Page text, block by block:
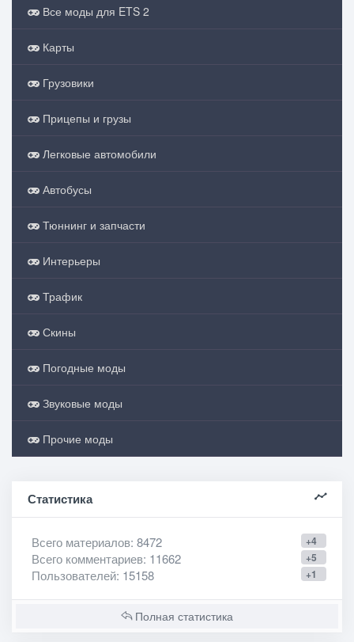
Все моды для ETS 2
Карты
Грузовики
Прицепы и грузы
Легковые автомобили
Автобусы
Тюннинг и запчасти
Интерьеры
Трафик
Скины
Погодные моды
Звуковые моды
Прочие моды
Статистика
+4
Всего материалов: 8472
+5
Всего комментариев: 11662
+1
Пользователей: 15158
Полная статистика